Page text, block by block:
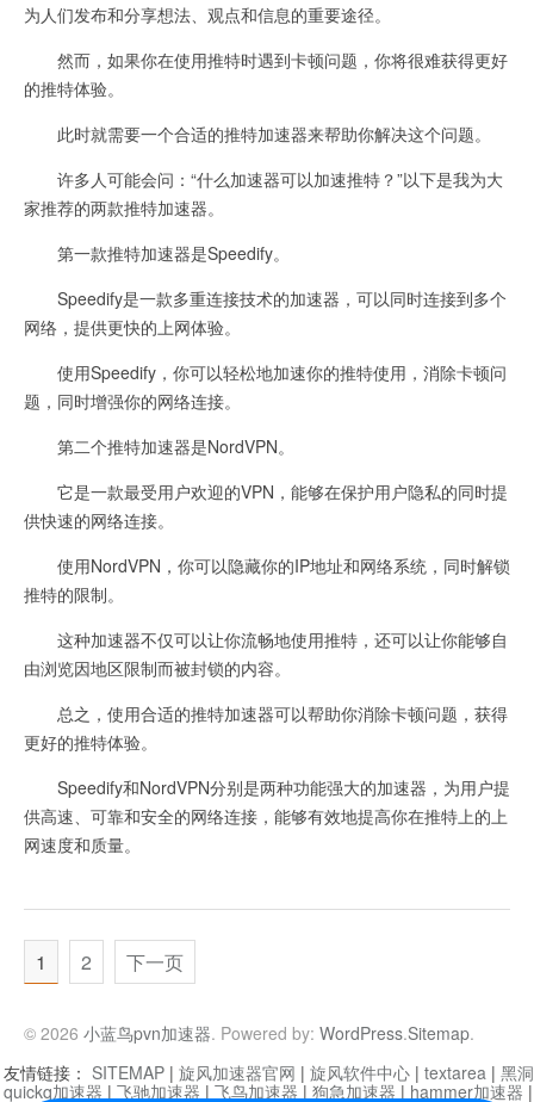
为人们发布和分享想法、观点和信息的重要途径。
然而，如果你在使用推特时遇到卡顿问题，你将很难获得更好
的推特体验。
此时就需要一个合适的推特加速器来帮助你解决这个问题。
许多人可能会问：“什么加速器可以加速推特？”以下是我为大
家推荐的两款推特加速器。
第一款推特加速器是Speedify。
Speedify是一款多重连接技术的加速器，可以同时连接到多个
网络，提供更快的上网体验。
使用Speedify，你可以轻松地加速你的推特使用，消除卡顿问
题，同时增强你的网络连接。
第二个推特加速器是NordVPN。
它是一款最受用户欢迎的VPN，能够在保护用户隐私的同时提
供快速的网络连接。
使用NordVPN，你可以隐藏你的IP地址和网络系统，同时解锁
推特的限制。
这种加速器不仅可以让你流畅地使用推特，还可以让你能够自
由浏览因地区限制而被封锁的内容。
总之，使用合适的推特加速器可以帮助你消除卡顿问题，获得
更好的推特体验。
Speedify和NordVPN分别是两种功能强大的加速器，为用户提
供高速、可靠和安全的网络连接，能够有效地提高你在推特上的上
网速度和质量。
1 2 下一页
© 2026 小蓝鸟pvn加速器. Powered by: WordPress.Sitemap.
友情链接： SITEMAP | 旋风加速器官网 | 旋风软件中心 | textarea | 黑
quickq加速器 | 飞驰加速器 | 飞鸟加速器 | 狗急加速器 | hammer加速器